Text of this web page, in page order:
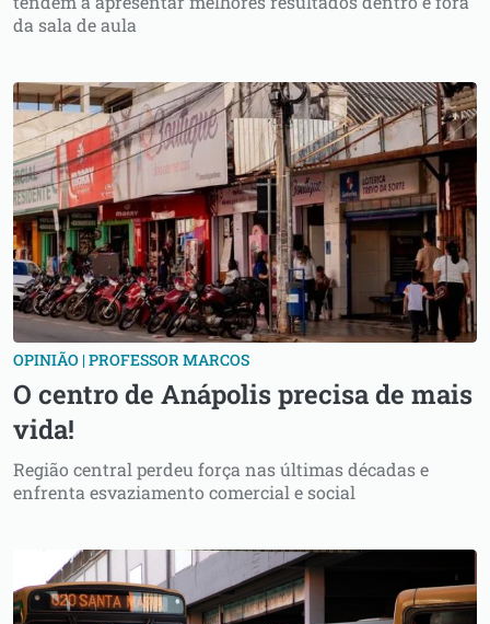
da sala de aula
OPINIÃO | PROFESSOR MARCOS
O centro de Anápolis precisa de mais
vida!
Região central perdeu força nas últimas décadas e
enfrenta esvaziamento comercial e social